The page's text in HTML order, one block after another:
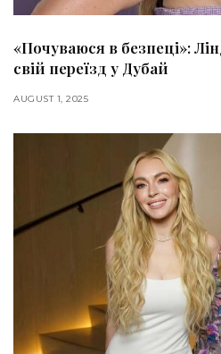
«Почуваюся в безпеці»:
свій переїзд у Дубай
AUGUST 1, 2025